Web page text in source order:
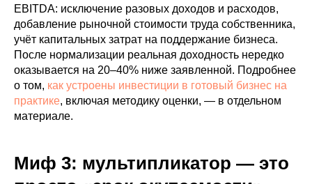
EBITDA: исключение разовых доходов и расходов,
добавление рыночной стоимости труда собственника,
учёт капитальных затрат на поддержание бизнеса.
После нормализации реальная доходность нередко
оказывается на 20–40% ниже заявленной. Подробнее
о том, как устроены инвестиции в готовый бизнес на
практике, включая методику оценки, — в отдельном
материале.
Миф 3: мультипликатор — это